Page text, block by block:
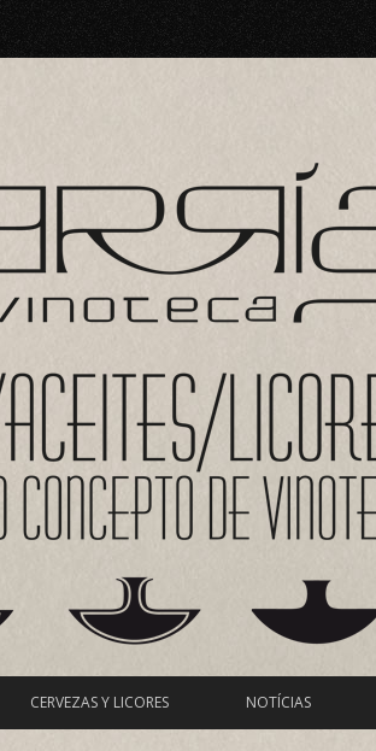
encontrar en las bodegas de La Rioja. Con
Ir al contenido
CERVEZAS Y LICORES NOTÍCIAS